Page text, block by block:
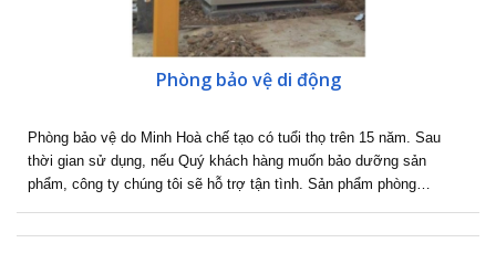
Phòng bảo vệ di động
Phòng bảo vệ do Minh Hoà chế tạo có tuổi thọ trên 15 năm. Sau
thời gian sử dụng, nếu Quý khách hàng muốn bảo dưỡng sản
phẩm, công ty chúng tôi sẽ hỗ trợ tận tình. Sản phẩm phòng…